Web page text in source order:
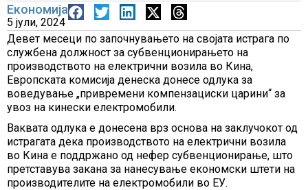
Економија
5 јули, 2024
Девет месеци по започнувањето на својата истрага по
службена должност за субвенционирањето на
производството на електрични возила во Кина,
Европската комисија денеска донесе одлука за
воведување „привремени компензациски царини“ за
увоз на кинески електромобили.
Ваквата одлука е донесена врз основа на заклучокот од
истрагата дека производството на електрични возила
во Кина е поддржано од нефер субвенционирање, што
претставува закана за нанесување економски штети на
производителите на електромобили во ЕУ.